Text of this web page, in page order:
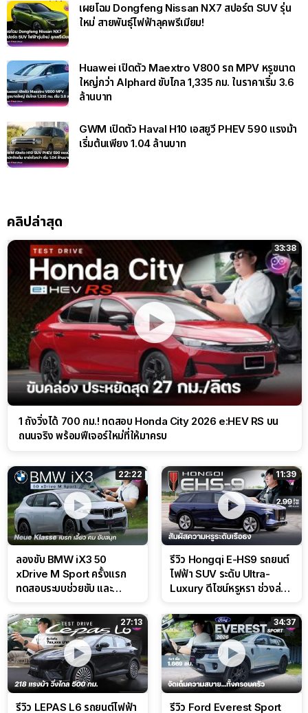
เผยโฉม Dongfeng Nissan NX7 สปอร์ต SUV รุ่น
ใหม่ สายพันธุ์ไฟฟ้าลุคพรีเมียม!
Huawei เปิดตัว Maextro V800 รถ MPV หรูขนาด
ใหญ่กว่า Alphard ขับไกล 1,335 กม. ในราคาเริ่ม 3.6
ล้านบาท
GWM เปิดตัว Haval H10 เอสยูวี PHEV 590 แรงม้า
เริ่มต้นเพียง 1.04 ล้านบาท
คลิปล่าสุด
33:38
1 ถังวิ่งได้ 700 กม.! ทดสอบ Honda City 2026 e:HEV RS บน
ถนนจริง พร้อมฟีเจอร์ใหม่ที่ให้มาครบ
22:22
ลองขับ BMW iX3 50
xDrive M Sport ครั้งแรก
ทดสอบระบบช่วยขับ และ
สนาม
11:39
รีวิว Hongqi E-HS9 รถยนต์
ไฟฟ้า SUV ระดับ Ultra-
Luxury ดีไซน์หรูหรา ช่วงล่าง
27:13
รีวิว LEPAS L6 รถยนต์ไฟฟ้า
34:37
รีวิว Ford Everest Sport